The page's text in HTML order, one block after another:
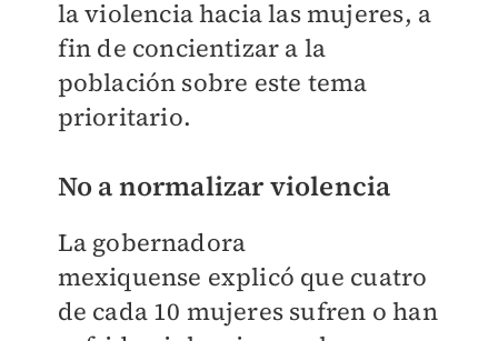
la violencia hacia las mujeres, a
fin de concientizar a la
población sobre este tema
prioritario.
No a normalizar violencia
La gobernadora
mexiquense explicó que cuatro
de cada 10 mujeres sufren o han